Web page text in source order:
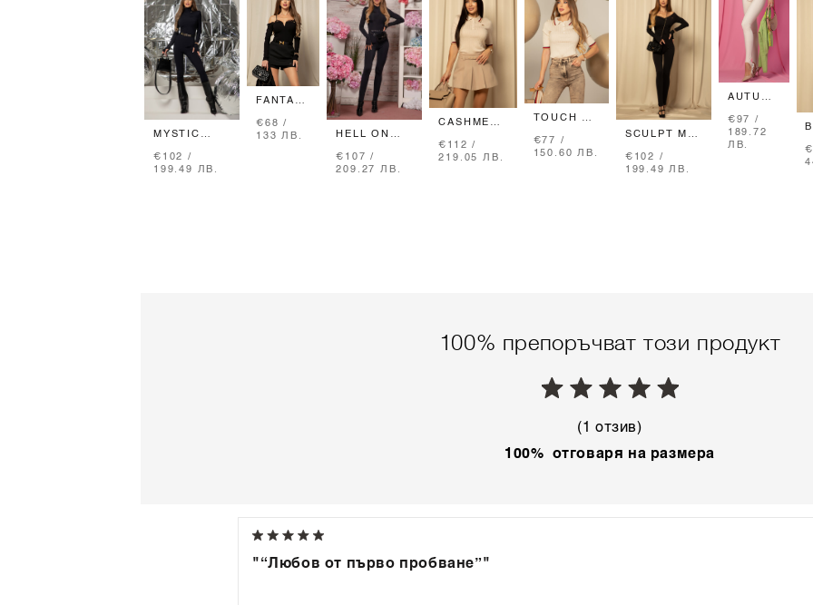
MYSTIC
ГАЩЕРИЗОН
- BLACK
€102 /
199.49 ЛВ.
FANTASY
БОДИ -
BLACK
€68 /
133 ЛВ.
HELL ON
ГАЩЕРИЗОН
€107 /
209.27 ЛВ.
CASHMERE
ПОЛА-
ПАНТАЛОН
€112 /
219.05 ЛВ.
TOUCH OF
БЛУЗКА -
SEASHELL
€77 /
150.60 ЛВ.
SCULPT ME
- BLACK
€102 /
199.49 ЛВ.
AUTUMN
ДЪЛЪГ
КЛИН -
SOFT
€97 /
189.72
ЛВ.
100% препоръчват този продукт
(1 отзив)
100% отговаря на размера
"“Любов от първо пробване”"